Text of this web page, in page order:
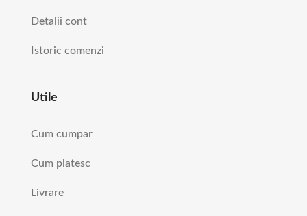
Detalii cont
Istoric comenzi
Utile
Cum cumpar
Cum platesc
Livrare